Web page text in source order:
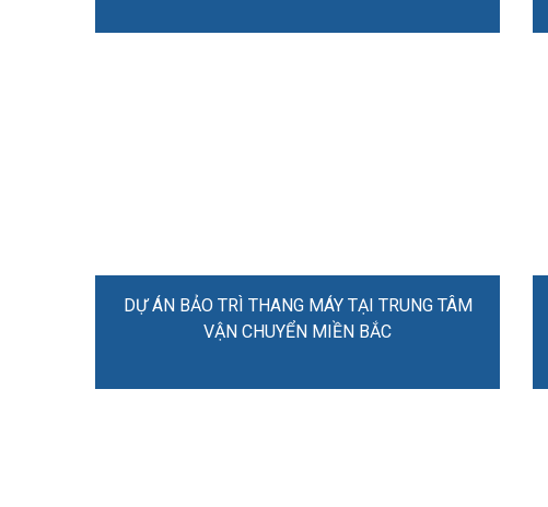
DỰ ÁN BẢO TRÌ THANG MÁY TẠI TRUNG TÂM
VẬN CHUYỂN MIỀN BẮC